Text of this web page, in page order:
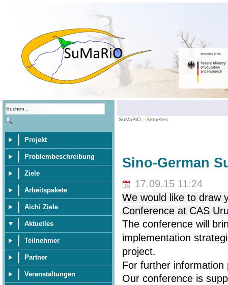
Projekt
Problembeschreibung
Ziele
Arbeitspakete
Aichi Ziele
Aktuelles
Teilnehmer
Partner
Veranstaltungen
SuMaRiO Aktuelles
Sino-German
17.09.15 11:24
We would like to draw
Conference at CAS
The conference will
implementation
project.
For further
Our conference is